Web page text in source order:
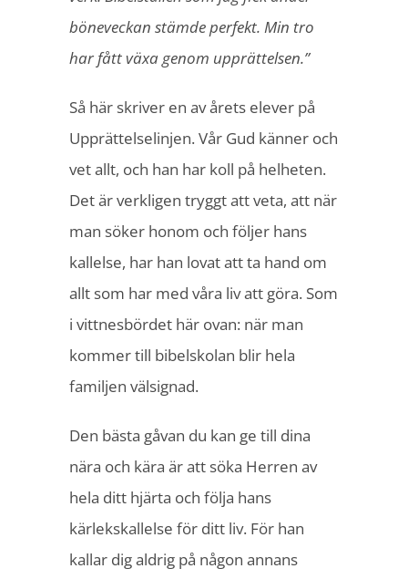
böneveckan stämde perfekt. Min tro
har fått växa genom upprättelsen.”
Så här skriver en av årets elever på
Upprättelselinjen. Vår Gud känner och
vet allt, och han har koll på helheten.
Det är verkligen tryggt att veta, att när
man söker honom och följer hans
kallelse, har han lovat att ta hand om
allt som har med våra liv att göra. Som
i vittnesbördet här ovan: när man
kommer till bibelskolan blir hela
familjen välsignad.
Den bästa gåvan du kan ge till dina
nära och kära är att söka Herren av
hela ditt hjärta och följa hans
kärlekskallelse för ditt liv. För han
kallar dig aldrig på någon annans